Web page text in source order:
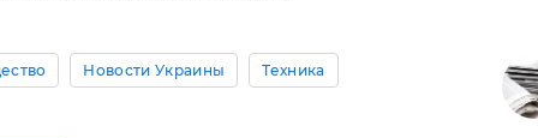
Новости Украины Техника